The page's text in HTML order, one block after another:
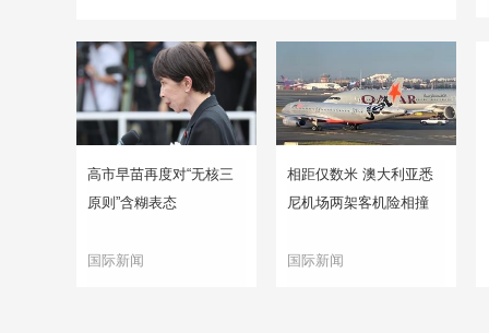
高市早苗再度对“无核三
原则”含糊表态
国际新闻
相距仅数米 澳大利亚悉
尼机场两架客机险相撞
国际新闻